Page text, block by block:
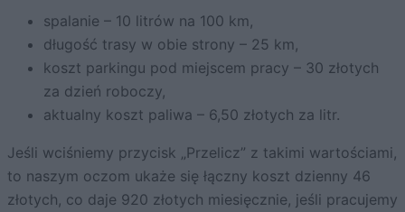
spalanie – 10 litrów na 100 km,
długość trasy w obie strony – 25 km,
koszt parkingu pod miejscem pracy – 30 złotych
za dzień roboczy,
aktualny koszt paliwa – 6,50 złotych za litr.
Jeśli wciśniemy przycisk „Przelicz” z takimi wartościami,
to naszym oczom ukaże się łączny koszt dzienny 46
złotych, co daje 920 złotych miesięcznie, jeśli pracujemy